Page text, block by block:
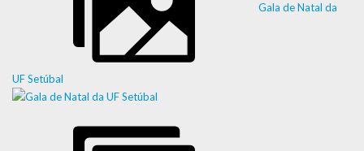
Gala de Natal da
UF Setúbal